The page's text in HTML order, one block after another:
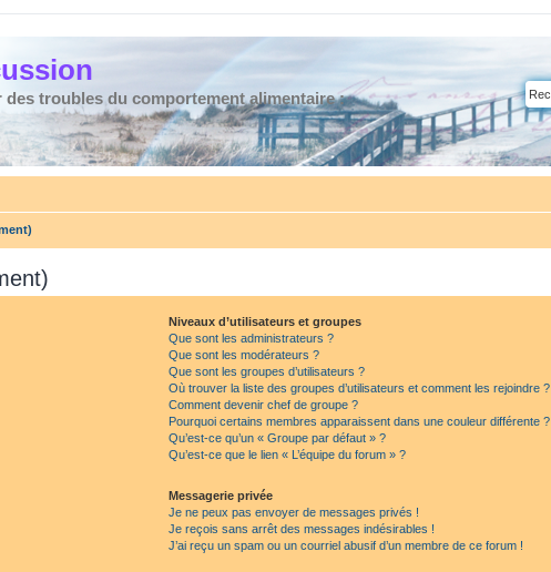
des troubles du comportement alimentaire :
Niveaux d’utilisateurs et groupes
Que sont les administrateurs ?
Que sont les modérateurs ?
Que sont les groupes d’utilisateurs ?
Où trouver la liste des groupes d’utilisateurs et comment les rejoindre ?
Comment devenir chef de groupe ?
Pourquoi certains membres apparaissent dans une couleur différente ?
Qu’est-ce qu’un « Groupe par défaut » ?
Qu’est-ce que le lien « L’équipe du forum » ?
Messagerie privée
Je ne peux pas envoyer de messages privés !
Je reçois sans arrêt des messages indésirables !
J’ai reçu un spam ou un courriel abusif d’un membre de ce forum !